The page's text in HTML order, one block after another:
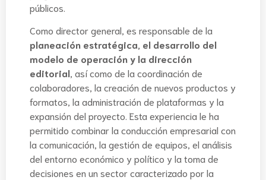
públicos.
Como director general, es responsable de la
planeación estratégica, el desarrollo del
modelo de operación y la dirección
editorial , así como de la coordinación de
colaboradores, la creación de nuevos productos y
formatos, la administración de plataformas y la
expansión del proyecto. Esta experiencia le ha
permitido combinar la conducción empresarial con
la comunicación, la gestión de equipos, el análisis
del entorno económico y político y la toma de
decisiones en un sector caracterizado por la